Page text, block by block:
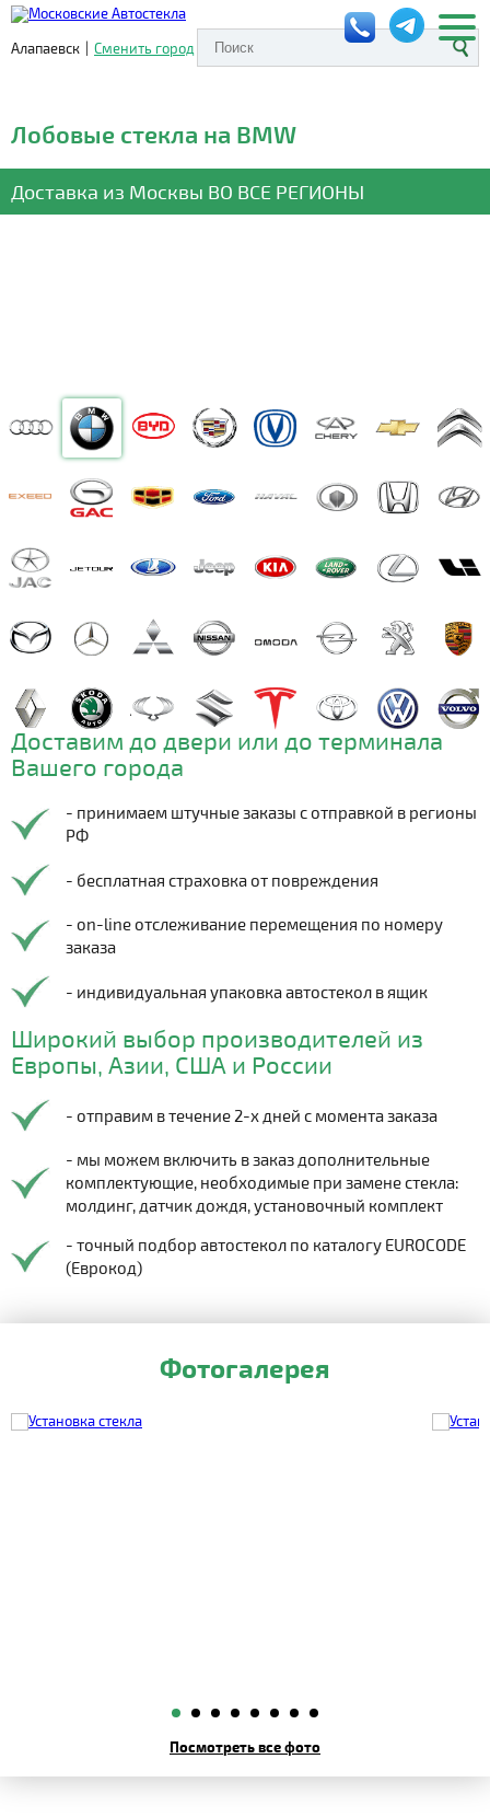
Алапаевск | Сменить город
Лобовые стекла на BMW
Доставка из Москвы ВО ВСЕ РЕГИОНЫ
Доставим до двери или до терминала
Вашего города
- принимаем штучные заказы с отправкой в регионы
РФ
- бесплатная страховка от повреждения
- on-line отслеживание перемещения по номеру
заказа
- индивидуальная упаковка автостекол в ящик
Широкий выбор производителей из
Европы, Азии, США и России
- отправим в течение 2-х дней с момента заказа
- мы можем включить в заказ дополнительные
комплектующие, необходимые при замене стекла:
молдинг, датчик дождя, установочный комплект
- точный подбор автостекол по каталогу EUROCODE
(Еврокод)
Фотогалерея
Посмотреть все фото